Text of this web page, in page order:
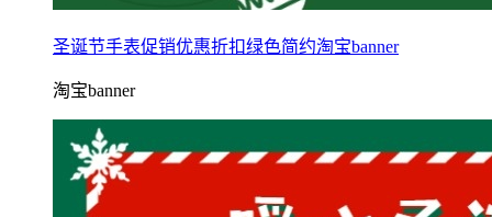
圣诞节手表促销优惠折扣绿色简约淘宝banner
淘宝banner